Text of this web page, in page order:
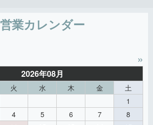
営業カレンダー
»
2026年08月
火 水 木 金
土
1
4 5 6 7
8